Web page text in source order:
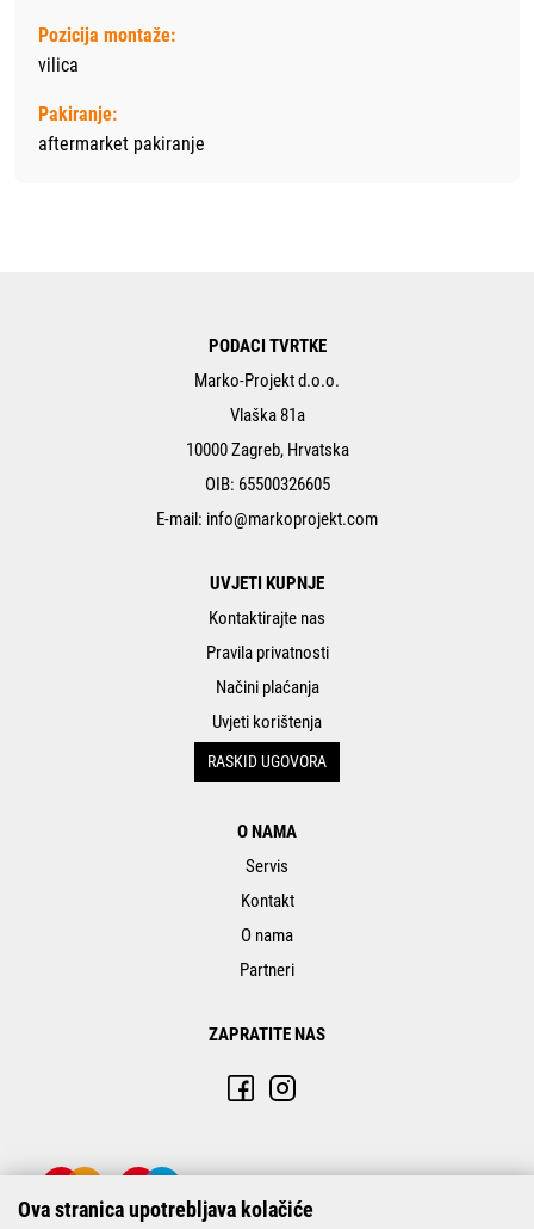
Pozicija montaže:
vilica
Pakiranje:
aftermarket pakiranje
PODACI TVRTKE
Marko-Projekt d.o.o.
Vlaška 81a
10000 Zagreb, Hrvatska
OIB: 65500326605
E-mail: info@markoprojekt.com
UVJETI KUPNJE
Kontaktirajte nas
Pravila privatnosti
Načini plaćanja
Uvjeti korištenja
RASKID UGOVORA
O NAMA
Servis
Kontakt
O nama
Partneri
ZAPRATITE NAS
Ova stranica upotrebljava kolačiće